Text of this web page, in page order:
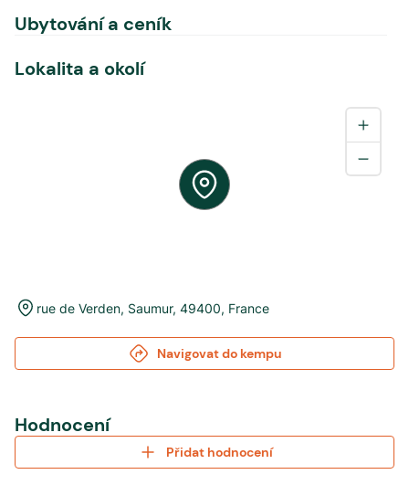
Ubytování a ceník
Lokalita a okolí
rue de Verden, Saumur, 49400, France
Navigovat do kempu
Hodnocení
Přidat hodnocení